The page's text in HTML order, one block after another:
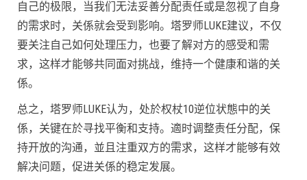
自己的极限，当我们无法妥善分配责任或是忽视了自身
的需求时，关係就会受到影响。塔罗师LUKE建议，不仅
要关注自己如何处理压力，也要了解对方的感受和需
求，这样才能够共同面对挑战，维持一个健康和谐的关
係。
总之，塔罗师LUKE认为，处於权杖10逆位状態中的关
係，关键在於寻找平衡和支持。適时调整责任分配，保
持开放的沟通，並且注重双方的需求，这样才能够有效
解决问题，促进关係的稳定发展。